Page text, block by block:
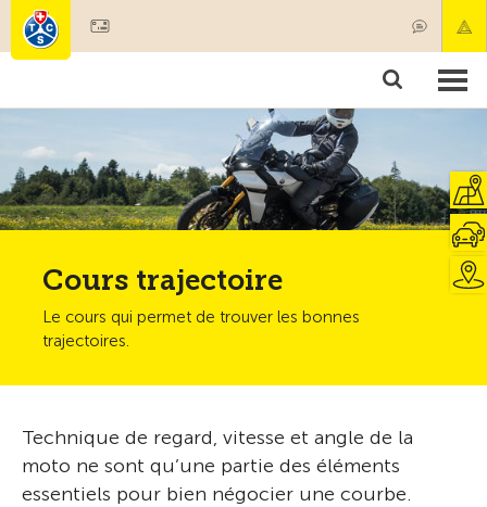
Membres & prestations
Cours trajectoire
Le cours qui permet de trouver les bonnes
trajectoires.
Technique de regard, vitesse et angle de la
moto ne sont qu’une partie des éléments
essentiels pour bien négocier une courbe.